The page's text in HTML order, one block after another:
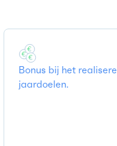
Bonus bij het realiseren van
jaardoelen.